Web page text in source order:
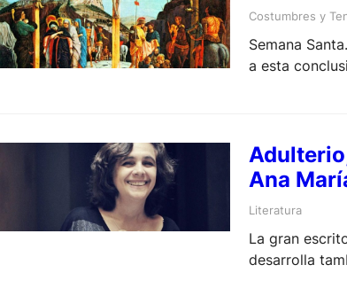
Costumbres y
Semana
a esta
Ana
Literatura
La gran
desarrolla